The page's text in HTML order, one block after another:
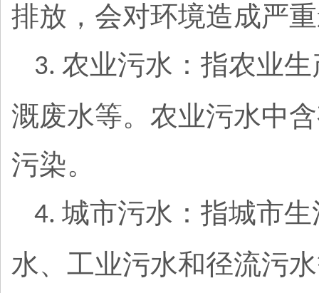
排放，会对环境造成严
3. 农业污水：指农业
溉废水等。农业污水中
污染。
4. 城市污水：指城市
水、工业污水和径流污